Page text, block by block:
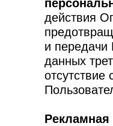
действия
и передачи
данных
отсутствие